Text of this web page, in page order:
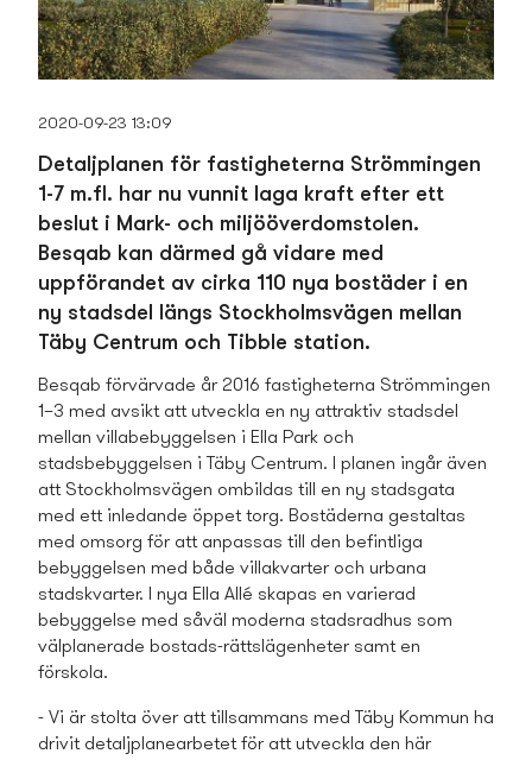
2020-09-23 13:09
Detaljplanen för fastigheterna Strömmingen
1-7 m.fl. har nu vunnit laga kraft efter ett
beslut i Mark- och miljööverdomstolen.
Besqab kan därmed gå vidare med
uppförandet av cirka 110 nya bostäder i en
ny stadsdel längs Stockholmsvägen mellan
Täby Centrum och Tibble station.
Besqab förvärvade år 2016 fastigheterna Strömmingen
1–3 med avsikt att utveckla en ny attraktiv stadsdel
mellan villabebyggelsen i Ella Park och
stadsbebyggelsen i Täby Centrum. I planen ingår även
att Stockholmsvägen ombildas till en ny stadsgata
med ett inledande öppet torg. Bostäderna gestaltas
med omsorg för att anpassas till den befintliga
bebyggelsen med både villakvarter och urbana
stadskvarter. I nya Ella Allé skapas en varierad
bebyggelse med såväl moderna stadsradhus som
välplanerade bostads­-rättslägenheter samt en
förskola.
- Vi är stolta över att tillsamman­s med Täby Kommun ha
drivit detaljplanearbetet för att utveckla den här